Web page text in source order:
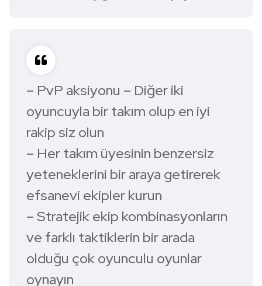
– PvP aksiyonu – Diğer iki
oyuncuyla bir takım olup en iyi
rakip siz olun
– Her takım üyesinin benzersiz
yeteneklerini bir araya getirerek
efsanevi ekipler kurun
– Stratejik ekip kombinasyonların
ve farklı taktiklerin bir arada
olduğu çok oyunculu oyunlar
oynayın